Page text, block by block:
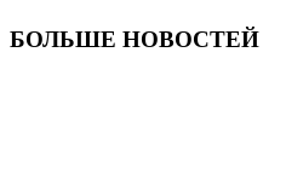
БОЛЬШЕ НОВОСТЕЙ